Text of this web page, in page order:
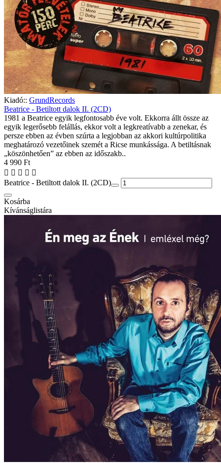
Kiadó:: GrundRecords
Beatrice - Betiltott dalok II. (2CD)
1981 a Beatrice egyik legfontosabb éve volt. Ekkorra állt össze az
egyik legerősebb felállás, ekkor volt a legkreatívabb a zenekar, és
persze ebben az évben szúrta a legjobban az akkori kultúrpolitika
meghatározó vezetőinek szemét a Ricse munkássága. A betiltásnak
„köszönhetően” az ebben az időszakb..
4 990 Ft
Beatrice - Betiltott dalok II. (2CD)
Kosárba
Kívánságlistára